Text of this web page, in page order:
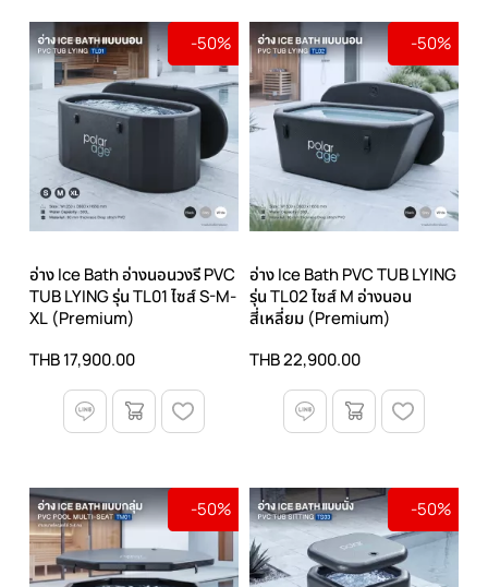
-50%
อ่าง Ice Bath อ่างนอนวงรี PVC
TUB LYING รุ่น TL01 ไซส์ S-M-
XL (Premium)
THB 17,900.00
-50%
อ่าง Ice Bath PVC TUB LYING
รุ่น TL02 ไซส์ M อ่างนอน
สี่เหลี่ยม (Premium)
THB 22,900.00
-50% -50%